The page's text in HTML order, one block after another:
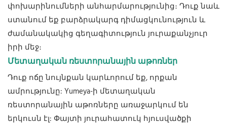
փոխարինումների անհարմարությունից։ Դուք նաև
ստանում եք բարձրակարգ դիմացկունություն և
ժամանակակից գեղագիտություն յուրաքանչյուր
իրի մեջ։
Մետաղական ռեստորանային աթոռներ
Դուք ոճը նույնքան կարևորում եք, որքան
ամրությունը: Yumeya-ի մետաղական
ռեստորանային աթոռները առաջարկում են
երկուսն էլ: Փայտի յուրահատուկ հյուսվածքի